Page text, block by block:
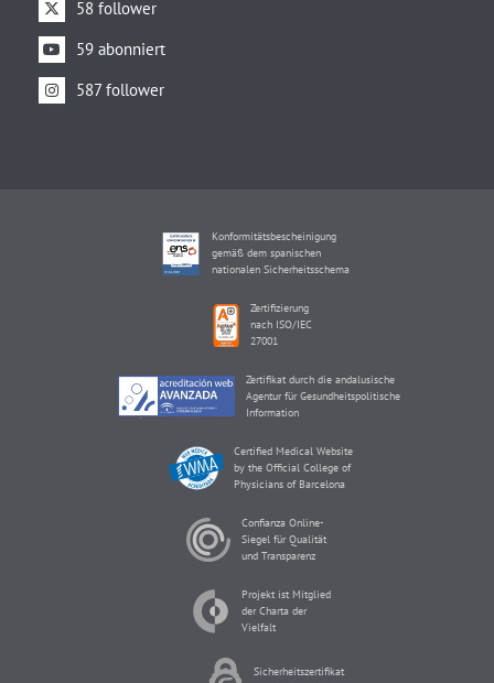
58 follower
59 abonniert
587 follower
Konformitätsbescheinigung
gemäß dem spanischen
nationalen Sicherheitsschema
Zertifizierung
nach ISO/IEC
27001
Zertifikat durch die andalusische
Agentur für Gesundheitspolitische
Information
Certified Medical Website
by the Official College of
Physicians of Barcelona
Confianza Online-
Siegel für Qualität
und Transparenz
Projekt ist Mitglied
der Charta der
Vielfalt
Sicherheitszertifikat